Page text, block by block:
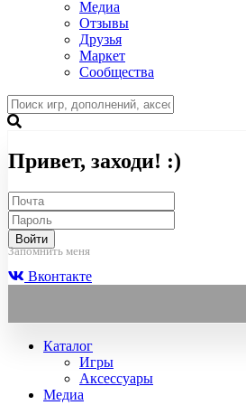
Медиа
Отзывы
Друзья
Маркет
Сообщества
Привет, заходи! :)
Войти
Запомнить меня
Вконтакте
Каталог
Игры
Аксессуары
Медиа